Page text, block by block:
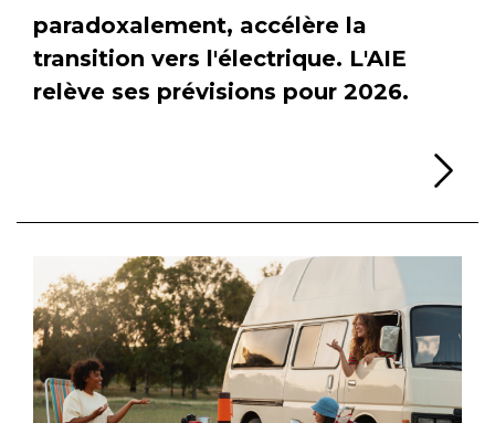
paradoxalement, accélère la
transition vers l'électrique. L'AIE
relève ses prévisions pour 2026.